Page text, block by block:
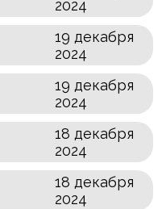
2024
19 декабря
2024
19 декабря
2024
18 декабря
2024
18 декабря
2024